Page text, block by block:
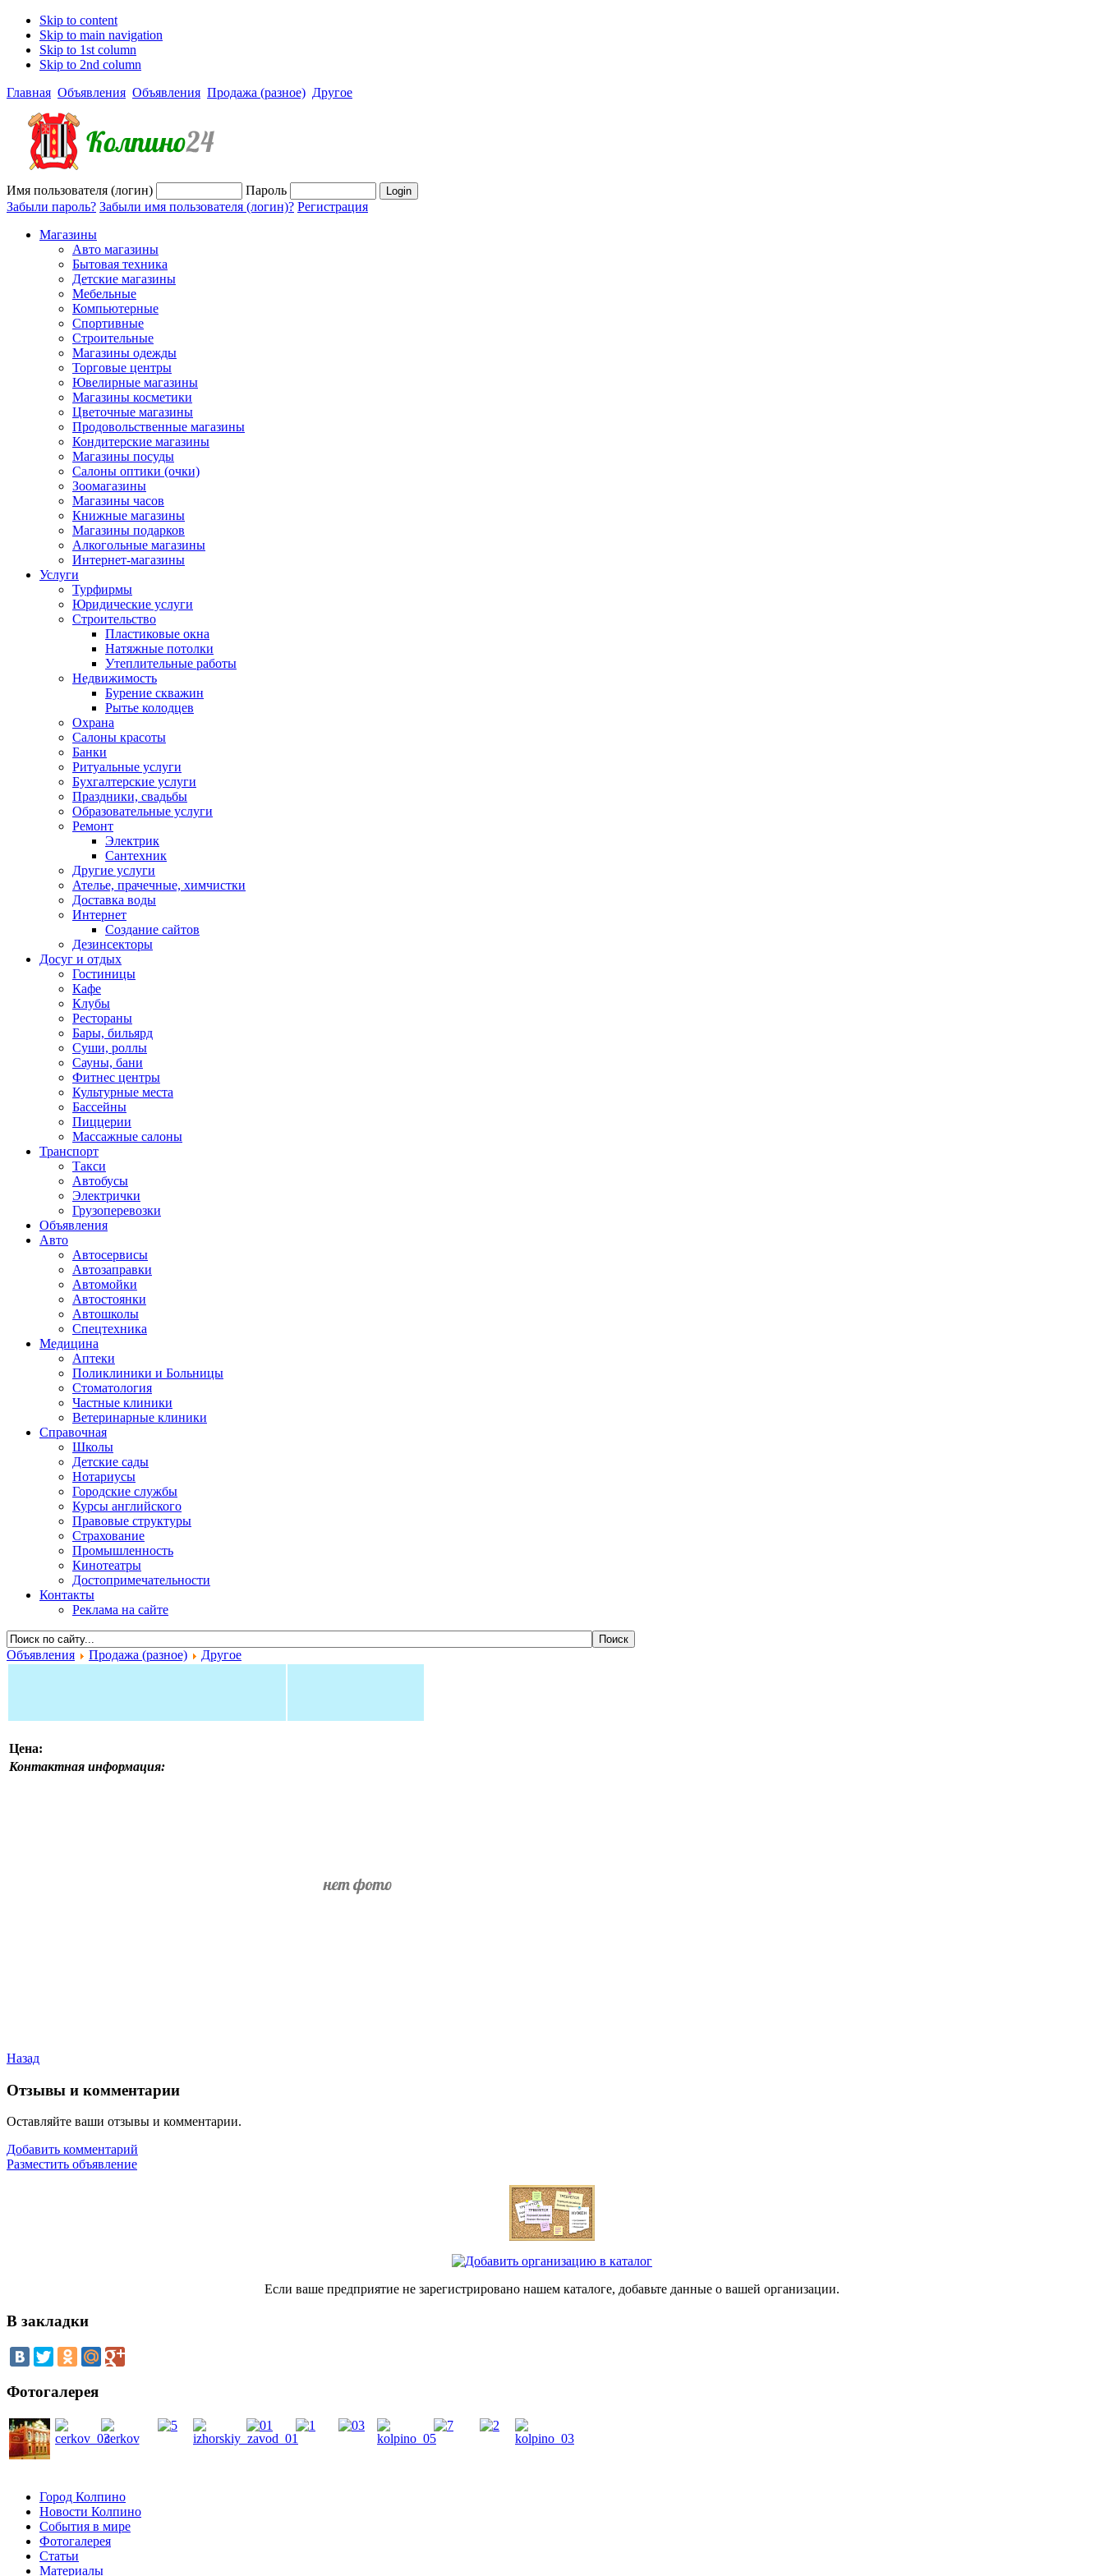
Skip to content
Skip to main navigation
Skip to 1st column
Skip to 2nd column
Главная Объявления Объявления Продажа (разное) Другое
Имя пользователя (логин)
Пароль
Забыли пароль? Забыли имя пользователя (логин)? Регистрация
Магазины
Авто магазины
Бытовая техника
Детские магазины
Мебельные
Компьютерные
Спортивные
Строительные
Магазины одежды
Торговые центры
Ювелирные магазины
Магазины косметики
Цветочные магазины
Продовольственные магазины
Кондитерские магазины
Магазины посуды
Салоны оптики (очки)
Зоомагазины
Магазины часов
Книжные магазины
Магазины подарков
Алкогольные магазины
Интернет-магазины
Услуги
Турфирмы
Юридические услуги
Строительство
Пластиковые окна
Натяжные потолки
Утеплительные работы
Недвижимость
Бурение скважин
Рытье колодцев
Охрана
Салоны красоты
Банки
Ритуальные услуги
Бухгалтерские услуги
Праздники, свадьбы
Образовательные услуги
Ремонт
Электрик
Сантехник
Другие услуги
Ателье, прачечные, химчистки
Доставка воды
Интернет
Создание сайтов
Дезинсекторы
Досуг и отдых
Гостиницы
Кафе
Клубы
Рестораны
Бары, бильярд
Суши, роллы
Сауны, бани
Фитнес центры
Культурные места
Бассейны
Пиццерии
Массажные салоны
Транспорт
Такси
Автобусы
Электрички
Грузоперевозки
Объявления
Авто
Автосервисы
Автозаправки
Автомойки
Автостоянки
Автошколы
Спецтехника
Медицина
Аптеки
Поликлиники и Больницы
Стоматология
Частные клиники
Ветеринарные клиники
Справочная
Школы
Детские сады
Нотариусы
Городские службы
Курсы английского
Правовые структуры
Страхование
Промышленность
Кинотеатры
Достопримечательности
Контакты
Реклама на сайте
Объявления Продажа (разное) Другое
Цена:
Контактная информация:
Назад
Отзывы и комментарии
Оставляйте ваши отзывы и комментарии.
Добавить комментарий
Разместить объявление
Если ваше предприятие не зарегистрировано нашем каталоге, добавьте данные о вашей организации.
В закладки
Фотогалерея
Город Колпино
Новости Колпино
События в мире
Фотогалерея
Статьи
Материалы